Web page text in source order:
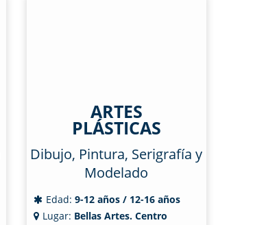
ARTES
PLÁSTICAS
Dibujo, Pintura, Serigrafía y
Modelado
Edad: 9-12 años / 12-16 años
Lugar: Bellas Artes. Centro